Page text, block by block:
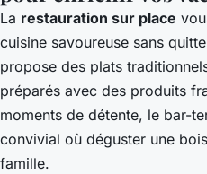
La restauration sur place
cuisine savoureuse sans
propose des plats
préparés avec des produits
moments de détente, le bar-
convivial où déguster une
famille.